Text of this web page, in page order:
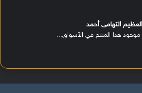
التهامى أحمد
هذا المنتج في الأسواق...